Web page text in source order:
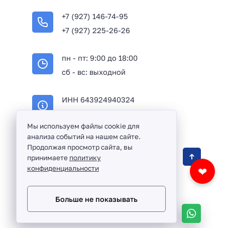
+7 (927) 146-74-95
+7 (927) 225-26-26
пн - пт: 9:00 до 18:00
сб - вс: выходной
ИНН 643924940324
❤
Оптовая продажа сантехники и комплектующих
в Балаково и Саратовской области ©
Разработка сайта и дизайн:revtail.ru
Мы используем файлы cookie для
анализа событий на нашем сайте.
Продолжая просмотр сайта, вы
принимаете политику
конфиденциальности
Больше не показывать